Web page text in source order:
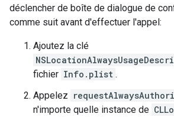
déclencher de boîte de dialogue de
comme suit avant d'effectuer l'appel:
Ajoutez la clé
fichier Info.plist .
Appelez
n'importe quelle instance de